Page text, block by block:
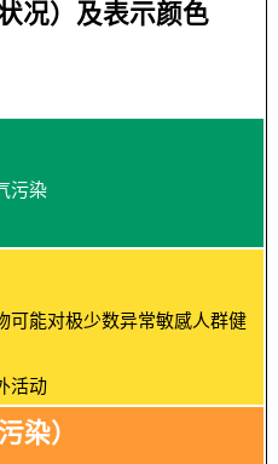
况）及表示颜色
污染
可能对极少数异常敏感人群健
活动
染）